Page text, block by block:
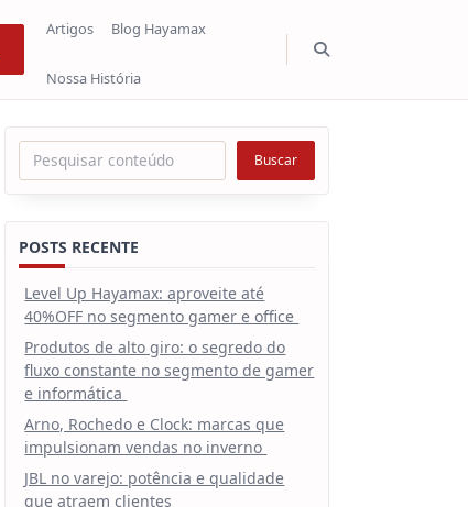
Artigos Blog Hayamax
Nossa História
Pesquisar Buscar
POSTS RECENTE
Level Up Hayamax: aproveite até
40%OFF no segmento gamer e office
Produtos de alto giro: o segredo do
fluxo constante no segmento de gamer
e informática
Arno, Rochedo e Clock: marcas que
impulsionam vendas no inverno
JBL no varejo: potência e qualidade
que atraem clientes